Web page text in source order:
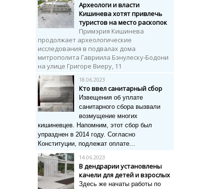
Археологи и власти
Кишинева хотят привлечь
туристов на место раскопок
Примэрия Кишинева
продолжает археологические
исследования в подвалах дома
митрополита Гавриила Бэнулеску-Бодони
на улице Григоре Виеру, 11
18.06.2023
Кто ввел санитарный сбор
Извещения об уплате
санитарного сбора вызвали
возмущение многих
кишиневцев. Напомним, этот сбор был
упразднен в 2014 году. Согласно
Конституции, подлежат оплате...
14.06.2023
В дендрарии установлены
качели для детей и взрослых
Здесь же начаты работы по